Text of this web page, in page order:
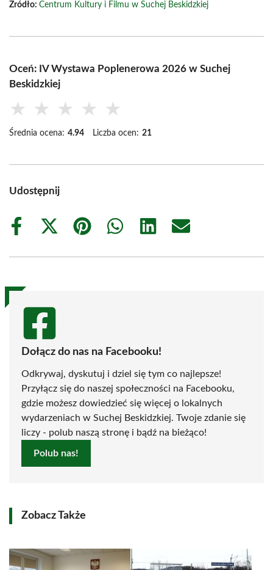
Źródło: Centrum Kultury i Filmu w Suchej Beskidzkiej
Oceń: IV Wystawa Poplenerowa 2026 w Suchej
Beskidzkiej
★ ★ ★ ★ ★
Średnia ocena: 4.94 Liczba ocen: 21
Udostępnij
Share
Share
(Twitter)
Share
Share
Share
Share
Dołącz do nas na Facebooku!
Odkrywaj, dyskutuj i dziel się tym co najlepsze!
Przyłącz się do naszej społeczności na Facebooku,
gdzie możesz dowiedzieć się więcej o lokalnych
wydarzeniach w Suchej Beskidzkiej. Twoje zdanie się
liczy - polub naszą stronę i bądź na bieżąco!
Polub nas!
Zobacz Także